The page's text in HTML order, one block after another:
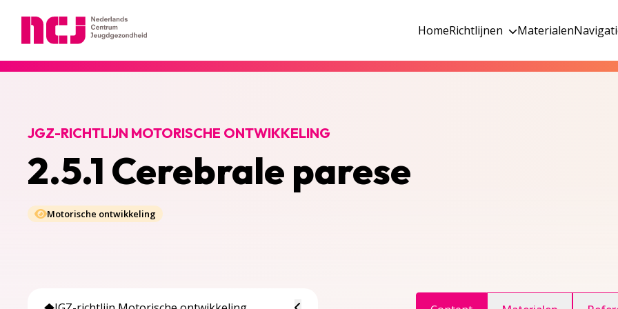
HomeRichtlijnen Materialen
2.5.1 Cerebrale parese
JGZ-RICHTLIJN MOTORISCHE ONTWIKKELING
Motorische ontwikkeling